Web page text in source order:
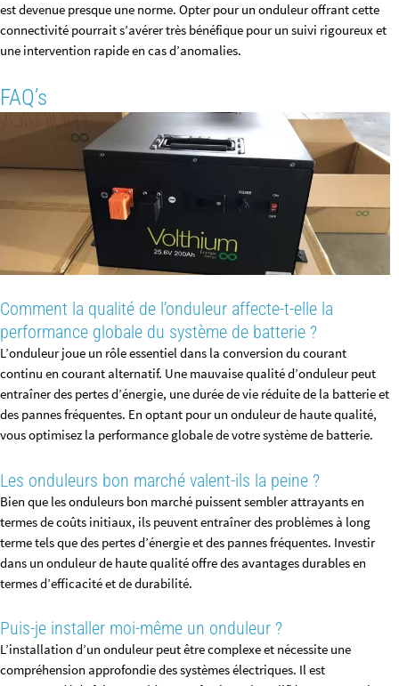
est devenue presque une norme. Opter pour un onduleur offrant cette
connectivité pourrait s’avérer très bénéfique pour un suivi rigoureux et
une intervention rapide en cas d’anomalies.
FAQ’s
Comment la qualité de l’onduleur affecte-t-elle la
performance globale du système de batterie ?
L’onduleur joue un rôle essentiel dans la conversion du courant
continu en courant alternatif. Une mauvaise qualité d’onduleur peut
entraîner des pertes d’énergie, une durée de vie réduite de la batterie et
des pannes fréquentes. En optant pour un onduleur de haute qualité,
vous optimisez la performance globale de votre système de batterie.
Les onduleurs bon marché valent-ils la peine ?
Bien que les onduleurs bon marché puissent sembler attrayants en
termes de coûts initiaux, ils peuvent entraîner des problèmes à long
terme tels que des pertes d’énergie et des pannes fréquentes. Investir
dans un onduleur de haute qualité offre des avantages durables en
termes d’efficacité et de durabilité.
Puis-je installer moi-même un onduleur ?
L’installation d’un onduleur peut être complexe et nécessite une
compréhension approfondie des systèmes électriques. Il est